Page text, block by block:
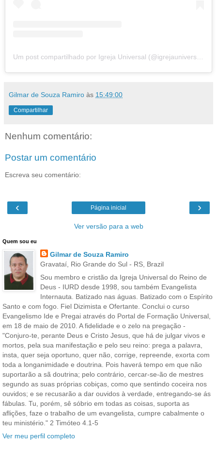
Um post compartilhado por Igreja Universal (@igrejauniversal)
Gilmar de Souza Ramiro às 15:49:00
Compartilhar
Nenhum comentário:
Postar um comentário
Escreva seu comentário:
‹ ›
Página inicial
Ver versão para a web
Quem sou eu
Gilmar de Souza Ramiro
Gravataí, Rio Grande do Sul - RS, Brazil
Sou membro e cristão da Igreja Universal do Reino de
Deus - IURD desde 1998, sou também Evangelista
Internauta. Batizado nas águas. Batizado com o Espírito
Santo e com fogo. Fiel Dizimista e Ofertante. Conclui o curso
Evangelismo Ide e Pregai através do Portal de Formação Universal,
em 18 de maio de 2010. A fidelidade e o zelo na pregação -
"Conjuro-te, perante Deus e Cristo Jesus, que há de julgar vivos e
mortos, pela sua manifestação e pelo seu reino: prega a palavra,
insta, quer seja oportuno, quer não, corrige, repreende, exorta com
toda a longanimidade e doutrina. Pois haverá tempo em que não
suportarão a sã doutrina; pelo contrário, cercar-se-ão de mestres
segundo as suas próprias cobiças, como que sentindo coceira nos
ouvidos; e se recusarão a dar ouvidos à verdade, entregando-se ás
fábulas. Tu, porém, sê sóbrio em todas as coisas, suporta as
aflições, faze o trabalho de um evangelista, cumpre cabalmente o
teu ministério." 2 Timóteo 4.1-5
Ver meu perfil completo